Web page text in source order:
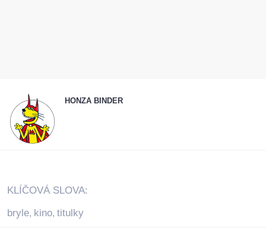
HONZA BINDER
KLÍČOVÁ SLOVA:
bryle, kino, titulky